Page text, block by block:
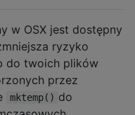
w OSX jest dostępny
ryzyko
do twoich plików
przez
mktemp() do